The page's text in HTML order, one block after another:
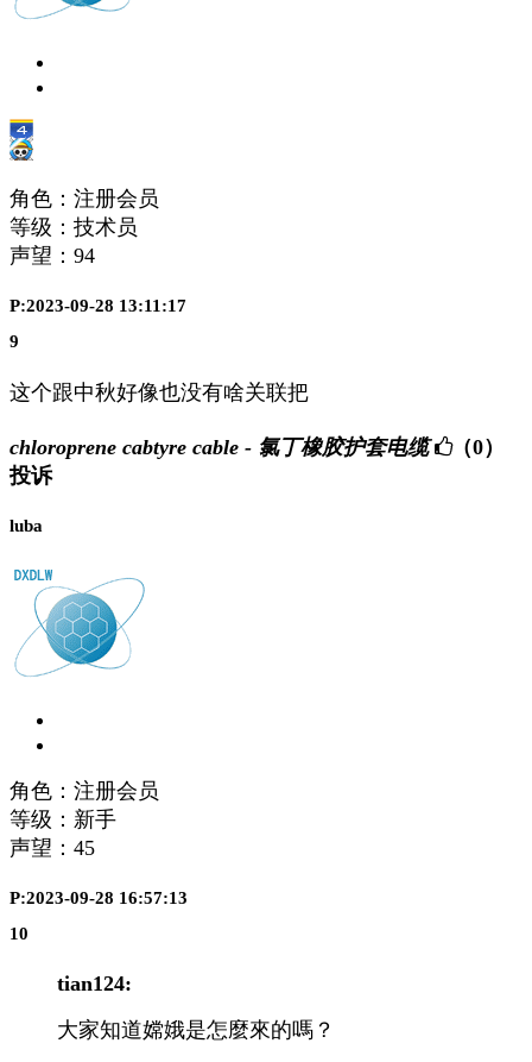
角色：注册会员
等级：技术员
声望： 94
P:2023-09-28 13:11:17
9
这个跟中秋好像也没有啥关联把
chloroprene cabtyre cable - 氯丁橡胶护套电缆
（0）
投诉
luba
角色：注册会员
等级：新手
声望： 45
P:2023-09-28 16:57:13
10
tian124:
大家知道嫦娥是怎麼來的嗎？